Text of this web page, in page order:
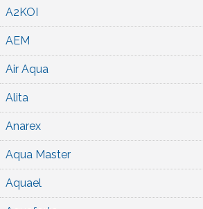
A2KOI
AEM
Air Aqua
Alita
Anarex
Aqua Master
Aquael